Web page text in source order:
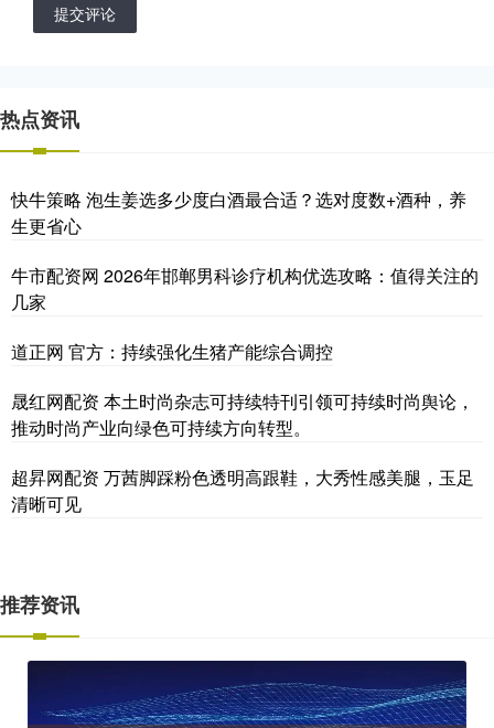
提交评论
热点资讯
快牛策略 泡生姜选多少度白酒最合适？选对度数+酒种，养
生更省心
牛市配资网 2026年邯郸男科诊疗机构优选攻略：值得关注的
几家
道正网 官方：持续强化生猪产能综合调控
晟红网配资 本土时尚杂志可持续特刊引领可持续时尚舆论，
推动时尚产业向绿色可持续方向转型。
超昇网配资 万茜脚踩粉色透明高跟鞋，大秀性感美腿，玉足
清晰可见
推荐资讯